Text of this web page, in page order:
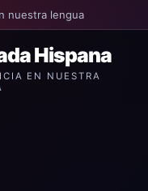
nuestra lengua
Hispana
EN NUESTRA